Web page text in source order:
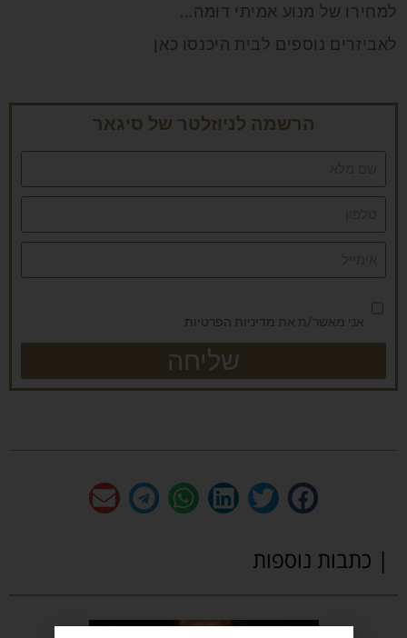
למחירו של מנוע אמיתי דומה…
לאביזרים נוספים לבית היכנסו כאן
הרשמה לניוזלטר של סיגאר
אני מאשר/ת את מדיניות הפרטיות
שליחה
| כתבות נוספות